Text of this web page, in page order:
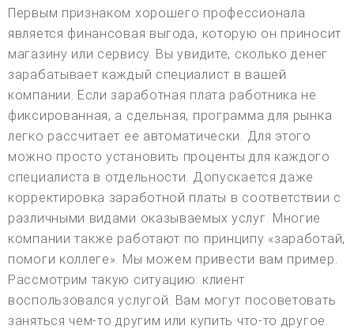
Первым признаком хорошего профессионала
является финансовая выгода, которую он приносит
магазину или сервису. Вы увидите, сколько денег
зарабатывает каждый специалист в вашей
компании. Если заработная плата работника не
фиксированная, а сдельная, программа для рынка
легко рассчитает ее автоматически. Для этого
можно просто установить проценты для каждого
специалиста в отдельности. Допускается даже
корректировка заработной платы в соответствии с
различными видами оказываемых услуг. Многие
компании также работают по принципу «заработай,
помоги коллеге». Мы можем привести вам пример.
Рассмотрим такую ситуацию: клиент
воспользовался услугой. Вам могут посоветовать
заняться чем-то другим или купить что-то другое.